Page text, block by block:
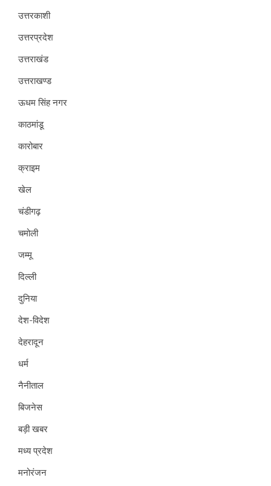
उत्तरकाशी
उत्तरप्रदेश
उत्तराखंड
उत्तराखण्ड
ऊधम सिंह नगर
काठमांडू
कारोबार
क्राइम
खेल
चंडीगढ़
चमोली
जम्मू
दिल्ली
दुनिया
देश-विदेश
देहरादून
धर्म
नैनीताल
बिजनेस
बड़ी खबर
मध्य प्रदेश
मनोरंजन